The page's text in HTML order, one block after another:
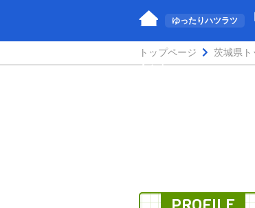
ゆったりハツラツ
し」
トップページ 茨城県ト